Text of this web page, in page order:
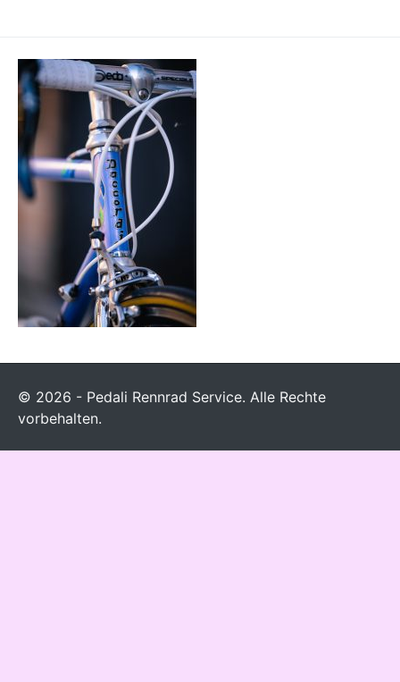
© 2026 - Pedali Rennrad Service. Alle Rechte
vorbehalten.